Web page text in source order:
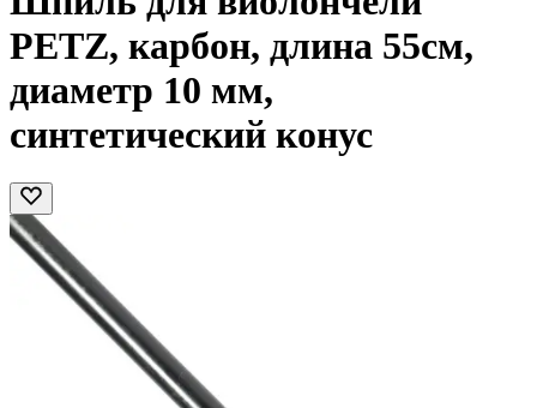
PETZ, карбон, длина 55см,
диаметр 10 мм,
синтетический конус